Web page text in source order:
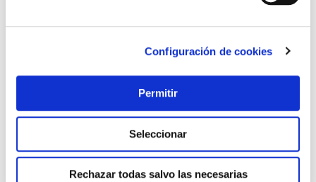
Configuración de cookies
Permitir
Seleccionar
Rechazar todas salvo las necesarias
Grifo jard curvo doble salida lat pla aqc aquacontrol
Aquacontrol
11,45 €